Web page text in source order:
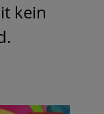
kein